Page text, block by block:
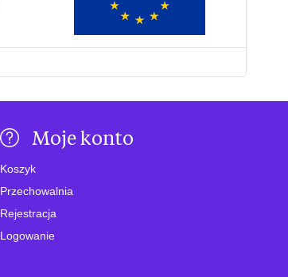
Moje konto
Koszyk
Przechowalnia
Rejestracja
Logowanie